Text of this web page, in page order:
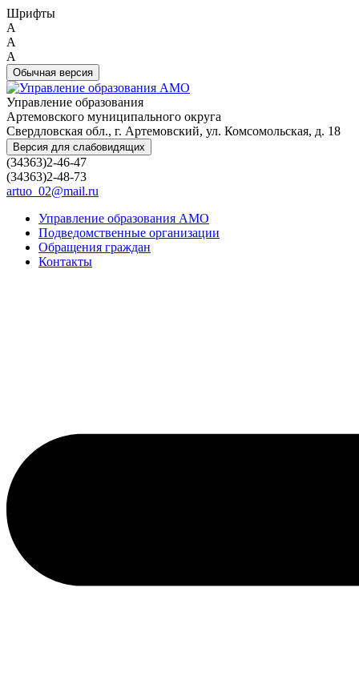
Шрифты
A
A
A
Обычная версия
Управление образования
Артемовского муниципального округа
Свердловская обл., г. Артемовский, ул. Комсомольская, д. 18
Версия для слабовидящих
(34363)2-46-47
(34363)2-48-73
artuo_02@mail.ru
Управление образования АМО
Подведомственные организации
Обращения граждан
Контакты